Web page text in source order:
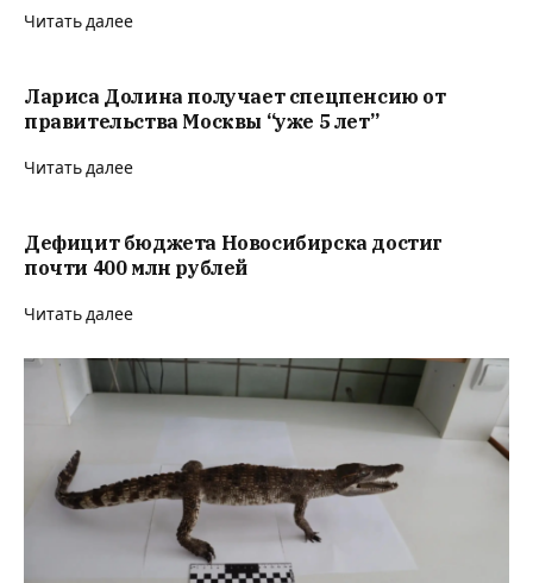
Читать далее
Лариса Долина получает спецпенсию от
правительства Москвы “уже 5 лет”
Читать далее
Дефицит бюджета Новосибирска достиг
почти 400 млн рублей
Читать далее